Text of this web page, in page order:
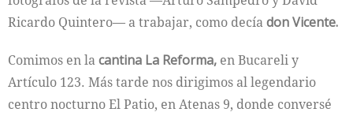
Ricardo Quintero— a trabajar, como decíadon Vicente.
Comimos en lacantina La Reforma, en Bucareli y
Artículo 123. Más tarde nos dirigimos al legendario
centro nocturno El Patio, en Atenas 9, donde conversé